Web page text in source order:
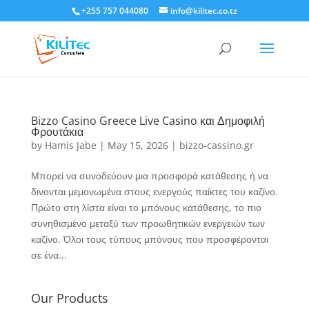
+255 757 044080 info@kilitec.co.tz
Bizzo Casino Greece Live Casino και Δημοφιλή
Φρουτάκια
by Hamis Jabe | May 15, 2026| bizzo-cassino.gr
Μπορεί να συνοδεύουν μια προσφορά κατάθεσης ή να
δινονται μεμονωμένα στους ενεργούς παίκτες του καζίνο.
Πρώτο στη λίστα είναι το μπόνους κατάθεσης, το πιο
συνηθισμένο μεταξύ των προωθητικών ενεργειών των
καζίνο. Όλοι τους τύπους μπόνους που προσφέρονται
σε ένα...
Our Products